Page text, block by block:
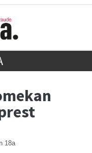
18a